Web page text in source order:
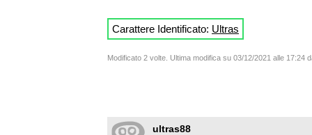
Carattere Identificato: Ultras
Modificato 2 volte. Ultima modifica su 03/12/2021 alle 17:24
ultras88